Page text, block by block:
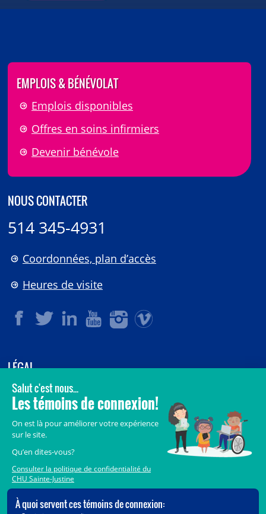
EMPLOIS & BÉNÉVOLAT
Emplois disponibles
Offres en soins infirmiers
Devenir bénévole
NOUS CONTACTER
514 345-4931
Coordonnées, plan d’accès
Heures de visite
LÉGAL
© 2006-2026CHU Sainte-Justine.
Tous droits réservés.
Crédits
Accès aux documents des organismes publics